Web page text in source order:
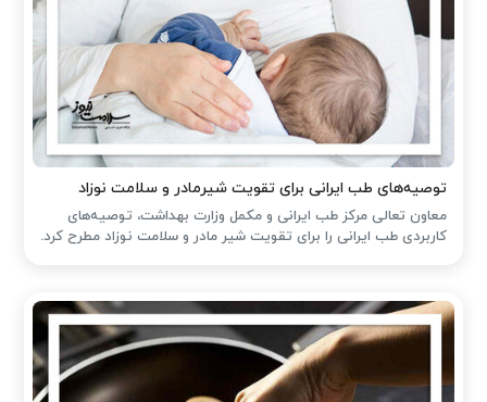
توصیه‌های طب ایرانی برای تقویت شیرمادر و سلامت نوزاد
معاون تعالی مرکز طب ایرانی و مکمل وزارت بهداشت، توصیه‌های
کاربردی طب ایرانی را برای تقویت شیر مادر و سلامت نوزاد مطرح کرد.